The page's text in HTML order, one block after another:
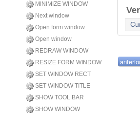
MINIMIZE WINDOW
Next window
Open form window
Open window
REDRAW WINDOW
RESIZE FORM WINDOW
SET WINDOW RECT
SET WINDOW TITLE
SHOW TOOL BAR
SHOW WINDOW